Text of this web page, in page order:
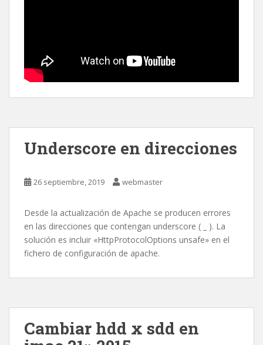
Underscore en direcciones
26 septiembre, 2019 webmaster
Desde la actualización de Apache se producen errores
en las direcciones que contengan underscore ( _ ). La
solución es incluir «HttpProtocolOptions unsafe» en el
fichero de configuración de apache.
Cambiar hdd x sdd en